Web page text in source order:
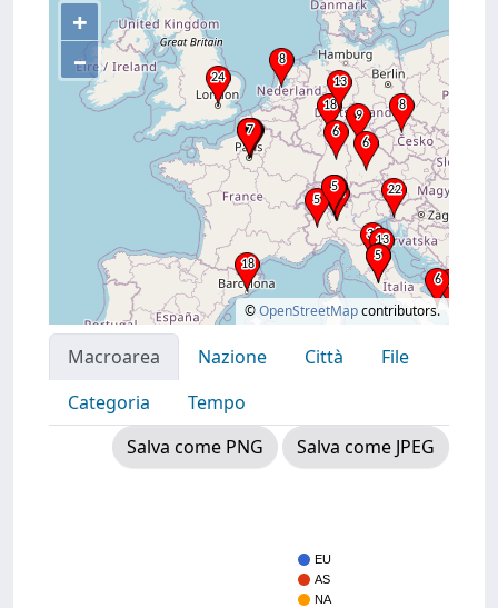
+
–
©OpenStreetMapcontributors.
Macroarea Nazione Città
File
Categoria
Tempo
Salva come PNG
Salva come JPEG
EU
AS
NA